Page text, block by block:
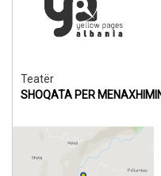
Teatër
SHOQATA PER